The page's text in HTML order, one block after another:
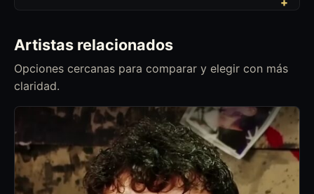
Artistas relacionados
Opciones cercanas para comparar y elegir con más
claridad.